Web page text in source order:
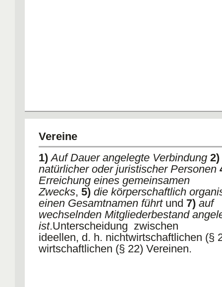
Vereine
1) Auf Dauer angelegte Verbindung 2)
natürlicher oder juristischer Personen
Erreichung eines gemeinsamen
Zwecks, 5) die körperschaftlich
einen Gesamtnamen führt und 7) auf
wechselnden Mitgliederbestand
ist.Unterscheidung zwischen
ideellen, d. h. nichtwirtschaftlichen (§
wirtschaftlichen (§ 22) Vereinen.